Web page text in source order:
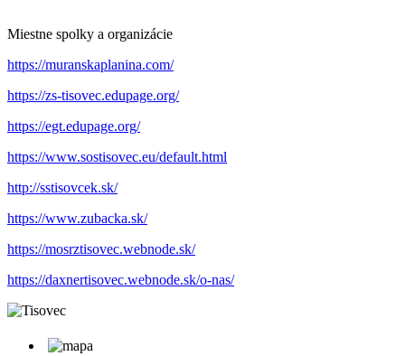
Miestne spolky a organizácie
https://muranskaplanina.com/
https://zs-tisovec.edupage.org/
https://egt.edupage.org/
https://www.sostisovec.eu/default.html
http://sstisovcek.sk/
https://www.zubacka.sk/
https://mosrztisovec.webnode.sk/
https://daxnertisovec.webnode.sk/o-nas/